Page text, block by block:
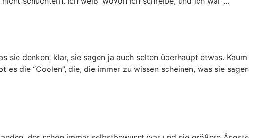
denken, klar, sie sagen ja auch selten überhaupt etwas. Kaum
die “Coolen”, die, die immer zu wissen scheinen, was sie sagen